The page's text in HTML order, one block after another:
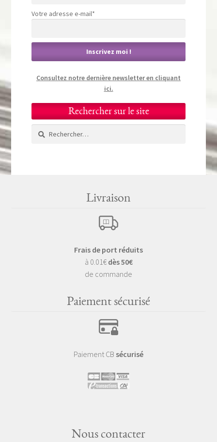
Votre adresse e-mail*
Consultez notre dernière newsletter en cliquant
ici.
Rechercher sur le site
Rechercher :
Livraison
Frais de port réduits
à 0.01€ dès 50€
de commande
Paiement sécurisé
Paiement CB sécurisé
Nous contacter